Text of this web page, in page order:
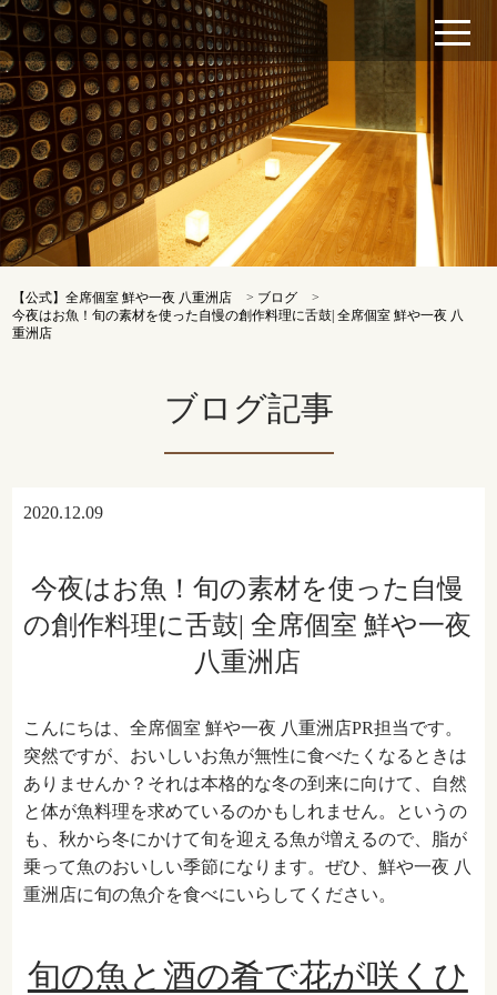
【公式】全席個室 鮮や一夜 八重洲店 > ブログ
>
今夜はお魚！旬の素材を使った自慢の創作料理に舌鼓| 全席個室 鮮や一夜 八
重洲店
ブログ記事
2020.12.09
今夜はお魚！旬の素材を使った自慢
の創作料理に舌鼓| 全席個室 鮮や一夜
八重洲店
こんにちは、全席個室 鮮や一夜 八重洲店PR担当です。
突然ですが、おいしいお魚が無性に食べたくなるときは
ありませんか？それは本格的な冬の到来に向けて、自然
と体が魚料理を求めているのかもしれません。というの
も、秋から冬にかけて旬を迎える魚が増えるので、脂が
乗って魚のおいしい季節になります。ぜひ、鮮や一夜 八
重洲店に旬の魚介を食べにいらしてください。
旬の魚と酒の肴で花が咲くひ